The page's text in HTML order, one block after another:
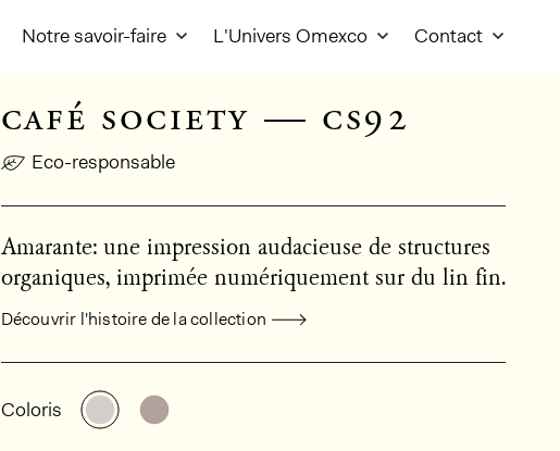
Notre savoir-faire L'Univers Omexco Contact
café society — cs92
Eco-responsable
Amarante: une impression audacieuse de structures
organiques, imprimée numériquement sur du lin fin.
Découvrir l'histoire de la collection
Informations générales sur le produit
Coloris Découvrir d'autres variantes: CS92